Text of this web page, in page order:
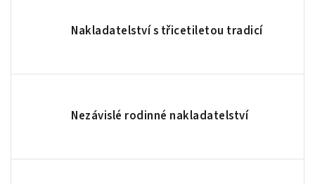
Nakladatelství s třicetiletou tradicí
Nezávislé rodinné nakladatelství